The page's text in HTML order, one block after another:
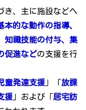
き、主に施設などへ
本的な動作の指導、
知識技能の付与、集
促進などの支援を行
童発達支援 」「放課
援 」および「居宅訪